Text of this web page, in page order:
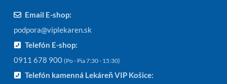
Email E-shop:
podpora@viplekaren.sk
Telefón E-shop:
0911 678 900 (Po - Pia 7:30 - 15:30)
Telefón kamenná Lekáreň VIP Košice: